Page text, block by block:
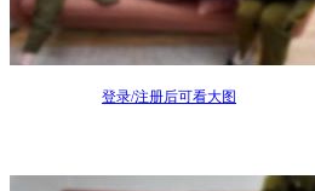
登录/注册后可看大图